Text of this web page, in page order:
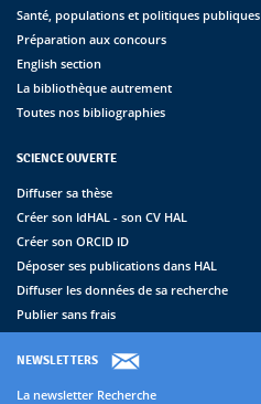
Santé, populations et politiques publiques
Préparation aux concours
English section
La bibliothèque autrement
Toutes nos bibliographies
SCIENCE OUVERTE
Diffuser sa thèse
Créer son IdHAL - son CV HAL
Créer son ORCID ID
Déposer ses publications dans HAL
Diffuser les données de sa recherche
Publier sans frais
NEWSLETTERS
La newsletter Recherche